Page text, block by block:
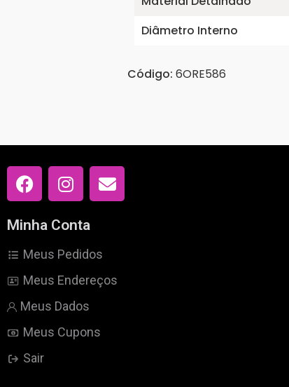
Diâmetro Interno
Código: 6ORE586
Minha Conta
Meus Pedidos
Meus Endereços
Meus Dados
Meus Cupons
Sair